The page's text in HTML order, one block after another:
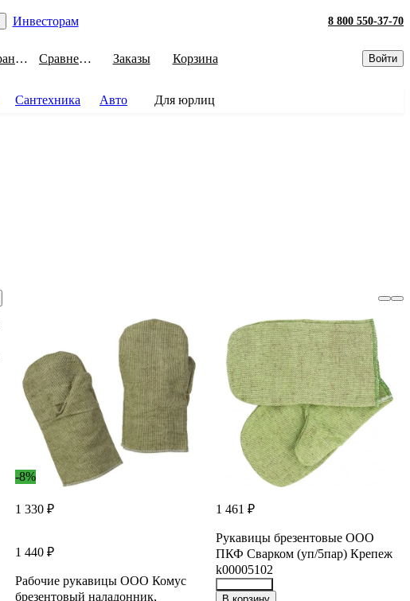
Инвесторам 8 800 550-37-70
Избранное Сравнение Заказы Корзина Войти
Сантехника Авто
Для юрлиц
-8%
1 330 ₽
1 440 ₽
Рабочие рукавицы ООО Комус
брезентовый наладонник,
1 461 ₽
Рукавицы брезентовые ООО
ПКФ Сварком (уп/5пар) Крепеж
k00005102
39364282